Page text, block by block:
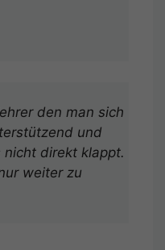
den man sich
und
nicht direkt klappt.
weiter zu